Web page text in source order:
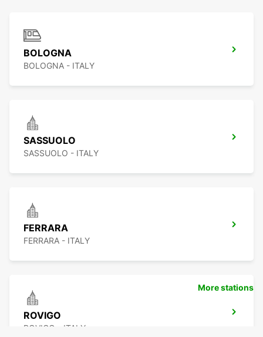
BOLOGNA
BOLOGNA - ITALY
SASSUOLO
SASSUOLO - ITALY
FERRARA
FERRARA - ITALY
ROVIGO
ROVIGO - ITALY
More stations